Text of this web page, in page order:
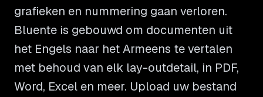
grafieken en nummering gaan verloren.
Bluente is gebouwd om documenten uit
het Engels naar het Armeens te vertalen
met behoud van elk lay-outdetail, in PDF,
Word, Excel en meer. Upload uw bestand